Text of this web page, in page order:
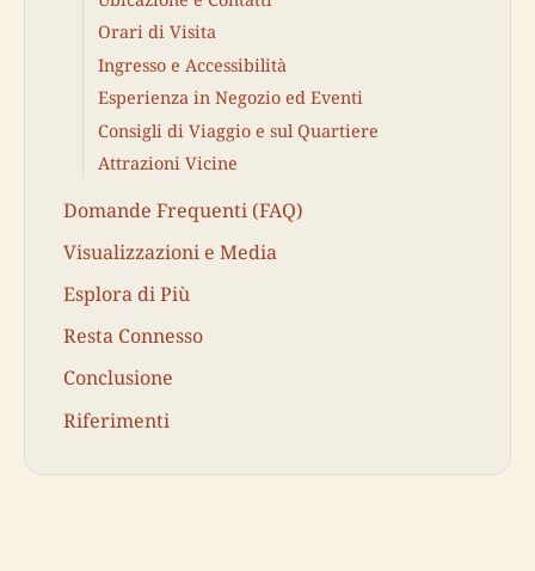
Orari di Visita
Ingresso e Accessibilità
Esperienza in Negozio ed Eventi
Consigli di Viaggio e sul Quartiere
Attrazioni Vicine
Domande Frequenti (FAQ)
Visualizzazioni e Media
Esplora di Più
Resta Connesso
Conclusione
Riferimenti